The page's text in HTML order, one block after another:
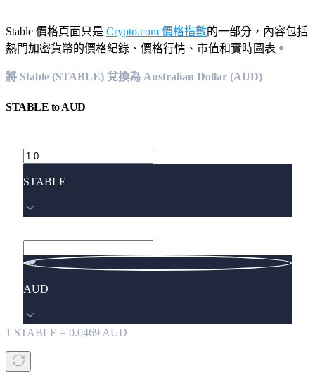
Stable 價格頁面只是 Crypto.com 價格指數的一部分，內容包括
熱門加密貨幣的價格紀錄、價格行情、市值和實時圖表。
將 Stable (STABLE) 兌換為 Australian Dollar (AUD)
STABLE toAUD
STABLE
AUD
1 STABLE = 0.0469 AUD